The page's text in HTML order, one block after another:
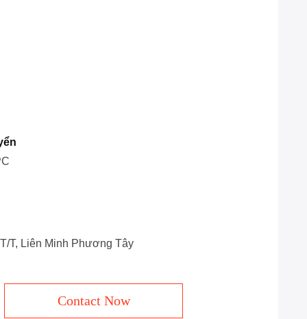
T, Liên Minh Phương Tây
Contact Now